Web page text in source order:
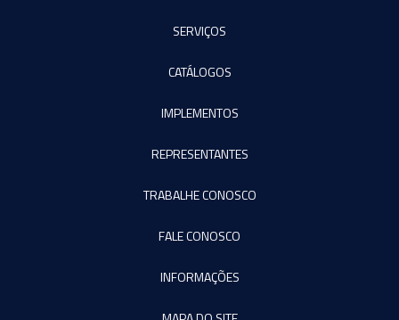
SERVIÇOS
CATÁLOGOS
IMPLEMENTOS
REPRESENTANTES
TRABALHE CONOSCO
FALE CONOSCO
INFORMAÇÕES